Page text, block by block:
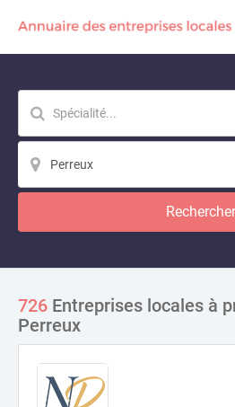
Rechercher
726 Entreprises locales à
Perreux